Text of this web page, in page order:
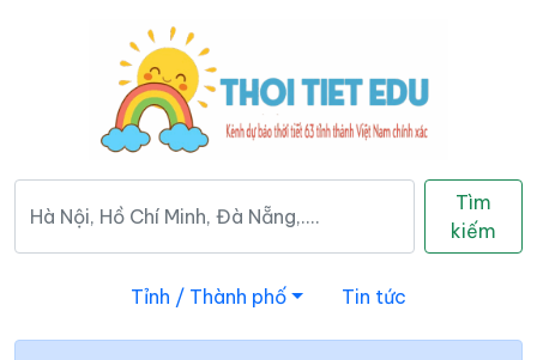
Tìm
kiếm
Tỉnh / Thành phố Tin tức